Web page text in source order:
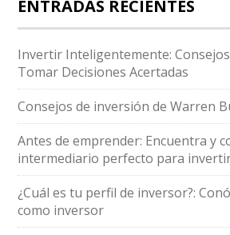
ENTRADAS RECIENTES
Invertir Inteligentemente:
Tomar Decisiones Acertadas
Consejos de inversión de Warren
Antes de emprender: Encuentra y
intermediario perfecto para
¿Cuál es tu perfil de inversor?:
como inversor